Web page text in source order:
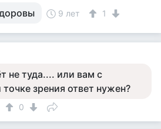
9 лет 1
не туда.... или вам с
зрения ответ нужен?
0